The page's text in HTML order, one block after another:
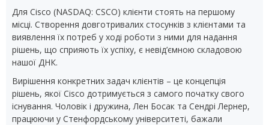
Для Cisco (NASDAQ: CSCO) клієнти стоять на першому
місці. Створення довготривалих стосунків з клієнтами та
виявлення їх потреб у ході роботи з ними для надання
рішень, що сприяють їх успіху, є невід’ємною складовою
нашої ДНК.
Вирішення конкретних задач клієнтів – це концепція
рішень, якої Cisco дотримується з самого початку свого
існування. Чоловік і дружина, Лен Босак та Сендрі Лернер,
працюючи у Стенфордському університеті, бажали